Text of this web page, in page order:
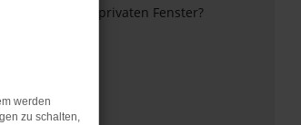
oder in einem privaten Fenster?
werden
zu schalten,